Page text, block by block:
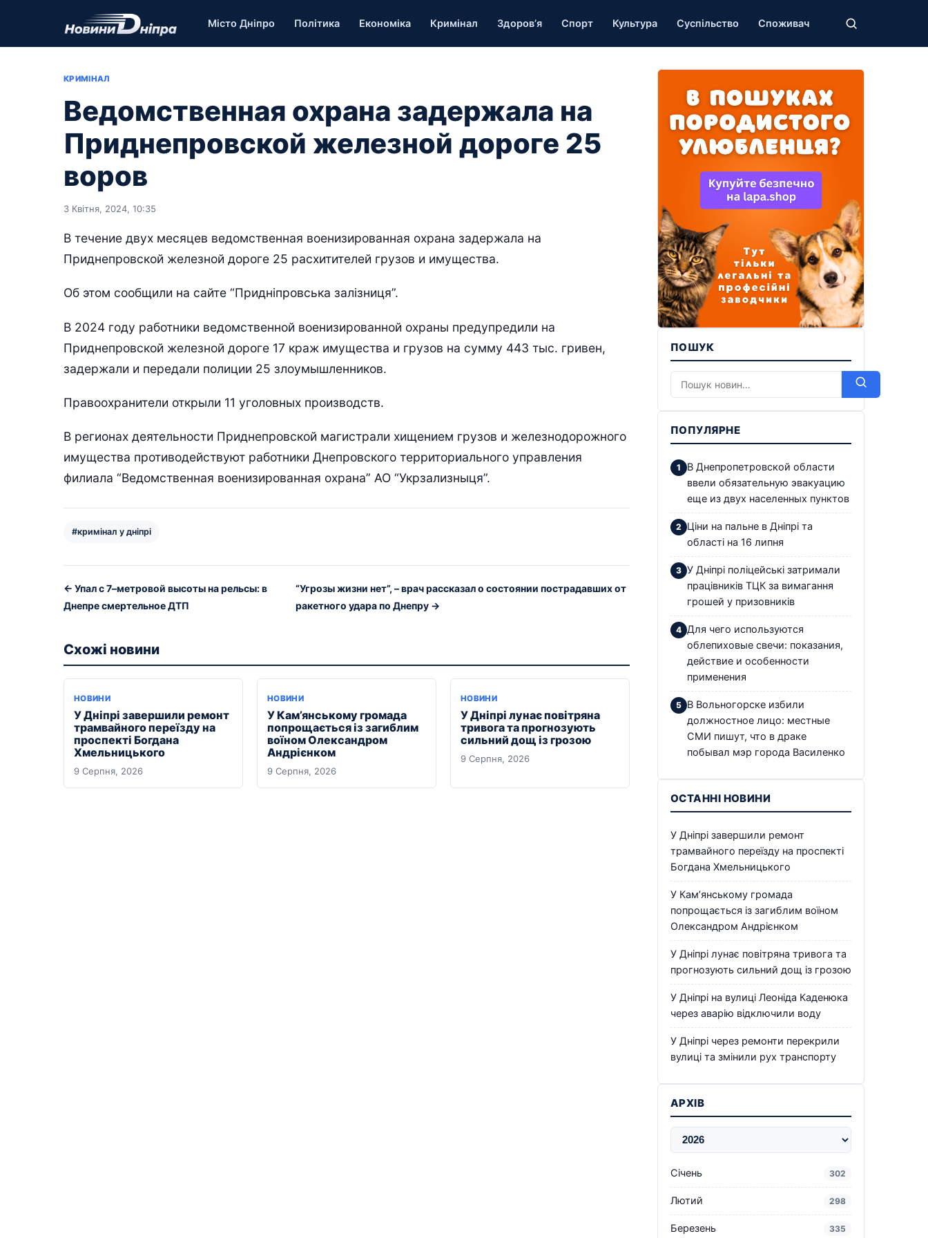
Місто Дніпро Політика Економіка Кримінал Здоров’я Спорт Культура Суспільство Споживач
КРИМІНАЛ
Ведомственная охрана задержала на
Приднепровской железной дороге 25
воров
3 Квітня, 2024, 10:35
В течение двух месяцев ведомственная военизированная охрана задержала на
Приднепровской железной дороге 25 расхитителей грузов и имущества.
Об этом сообщили на сайте “Придніпровська залізниця”.
В 2024 году работники ведомственной военизированной охраны предупредили на
Приднепровской железной дороге 17 краж имущества и грузов на сумму 443 тыс. гривен,
задержали и передали полиции 25 злоумышленников.
Правоохранители открыли 11 уголовных производств.
В регионах деятельности Приднепровской магистрали хищением грузов и железнодорожного
имущества противодействуют работники Днепровского территориального управления
филиала “Ведомственная военизированная охрана” АО “Укрзализныця”.
#кримінал у дніпрі
← Упал с 7–метровой высоты на рельсы: в
Днепре смертельное ДТП
“Угрозы жизни нет”, – врач рассказал о состоянии пострадавших от
ракетного удара по Днепру →
Схожі новини
НОВИНИ
У Дніпрі завершили ремонт
трамвайного переїзду на
проспекті Богдана
Хмельницького
9 Серпня, 2026
НОВИНИ
У Кам’янському громада
попрощається із загиблим
воїном Олександром
Андрієнком
9 Серпня, 2026
НОВИНИ
У Дніпрі лунає повітряна
тривога та прогнозують
сильний дощ із грозою
9 Серпня, 2026
ПОШУК
ПОПУЛЯРНЕ
В Днепропетровской области
ввели обязательную эвакуацию
еще из двух населенных пунктов
Ціни на пальне в Дніпрі та
області на 16 липня
У Дніпрі поліцейські затримали
працівників ТЦК за вимагання
грошей у призовників
Для чего используются
облепиховые свечи: показания,
действие и особенности
применения
В Вольногорске избили
должностное лицо: местные
СМИ пишут, что в драке
побывал мэр города Василенко
ОСТАННІ НОВИНИ
У Дніпрі завершили ремонт
трамвайного переїзду на проспекті
Богдана Хмельницького
У Кам’янському громада
попрощається із загиблим воїном
Олександром Андрієнком
У Дніпрі лунає повітряна тривога та
прогнозують сильний дощ із грозою
У Дніпрі на вулиці Леоніда Каденюка
через аварію відключили воду
У Дніпрі через ремонти перекрили
вулиці та змінили рух транспорту
АРХІВ
Січень 302
Лютий 298
Березень 335